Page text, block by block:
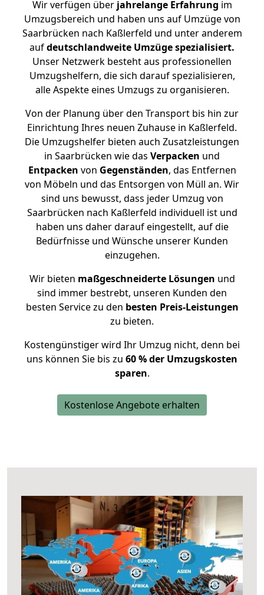
Wir verfügen überjahrelange Erfahrung im
Umzugsbereich und haben uns auf Umzüge von
Saarbrücken nach Kaßlerfeld und unter anderem
aufdeutschlandweite Umzüge spezialisiert.
Unser Netzwerk besteht aus professionellen
Umzugshelfern, die sich darauf spezialisieren,
alle Aspekte eines Umzugs zu organisieren.
Von der Planung über den Transport bis hin zur
Einrichtung Ihres neuen Zuhause in Kaßlerfeld.
Die Umzugshelfer bieten auch Zusatzleistungen
in Saarbrücken wie das Verpacken und
Entpacken von Gegenständen, das Entfernen
von Möbeln und das Entsorgen von Müll an. Wir
sind uns bewusst, dass jeder Umzug von
Saarbrücken nach Kaßlerfeld individuell ist und
haben uns daher darauf eingestellt, auf die
Bedürfnisse und Wünsche unserer Kunden
einzugehen.
Wir bieten maßgeschneiderte Lösungen und
sind immer bestrebt, unseren Kunden den
besten Service zu den besten Preis-Leistungen
zu bieten.
Kostengünstiger wird Ihr Umzug nicht, denn bei
uns können Sie bis zu 60 % der Umzugskosten
sparen.
Kostenlose Angebote erhalten